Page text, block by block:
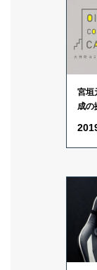
宮垣
成の